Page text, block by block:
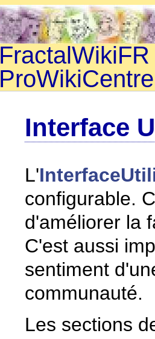
FractalWikiFR
ProWikiCentre
Interface
L'
configurable.
d'améliorer la
C'est aussi
sentiment
communauté.
Les sections